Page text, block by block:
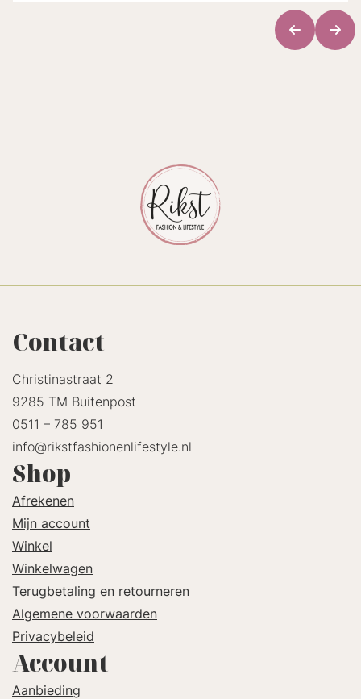
Contact
Christinastraat 2
9285 TM Buitenpost
0511 – 785 951
info@rikstfashionenlifestyle.nl
Shop
Afrekenen
Mijn account
Winkel
Winkelwagen
Terugbetaling en retourneren
Algemene voorwaarden
Privacybeleid
Account
Aanbieding